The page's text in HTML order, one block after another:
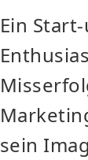
Ein
sein